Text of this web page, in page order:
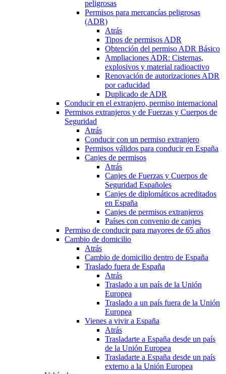
peligrosas
Permisos para mercancías peligrosas
(ADR)
Atrás
Tipos de permisos ADR
Obtención del permiso ADR Básico
Ampliaciones ADR: Cisternas,
explosivos y material radioactivo
Renovación de autorizaciones ADR
por caducidad
Duplicado de ADR
Conducir en el extranjero, permiso internacional
Permisos extranjeros y de Fuerzas y Cuerpos de
Seguridad
Atrás
Conducir con un permiso extranjero
Permisos válidos para conducir en España
Canjes de permisos
Atrás
Canjes de Fuerzas y Cuerpos de
Seguridad Españoles
Canjes de diplomáticos acreditados
en España
Canjes de permisos extranjeros
Países con convenio de canjes
Permiso de conducir para mayores de 65 años
Cambio de domicilio
Atrás
Cambio de domicilio dentro de España
Traslado fuera de España
Atrás
Traslado a un país de la Unión
Europea
Traslado a un país fuera de la Unión
Europea
Vienes a vivir a España
Atrás
Trasladarte a España desde un país
de la Unión Europea
Trasladarte a España desde un país
externo a la Unión Europea